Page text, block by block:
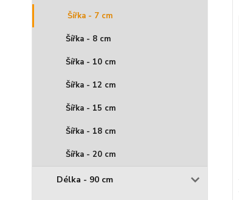
Šířka - 7 cm
Šířka - 8 cm
Šířka - 10 cm
Šířka - 12 cm
Šířka - 15 cm
Šířka - 18 cm
Šířka - 20 cm
Délka - 90 cm